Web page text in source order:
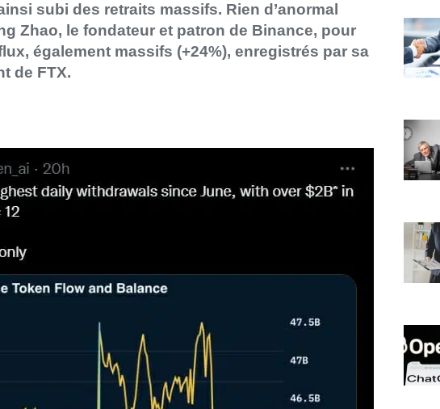
subi des retraits massifs. Rien d’anormal
Zhao, le fondateur et patron de Binance, pour
également massifs (+24%), enregistrés par sa
de FTX.